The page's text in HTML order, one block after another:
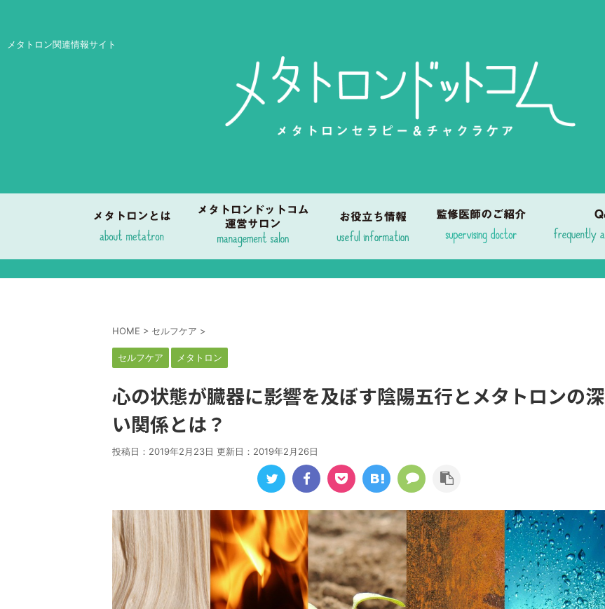
メタトロン関連情報サイト
HOME > セルフケア >
セルフケア メタトロン
心の状態が臓器に影響を及ぼす陰陽五行とメタトロンの深
い関係とは？
投稿日：2019年2月23日 更新日： 2019年2月26日